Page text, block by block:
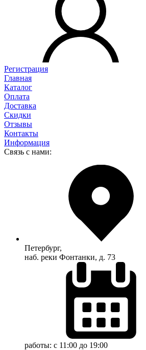
Регистрация
Главная
Каталог
Оплата
Доставка
Скидки
Отзывы
Контакты
Информация
Связь с нами:
Петербург,
наб. реки Фонтанки, д. 73
работы: с 11:00 до 19:00